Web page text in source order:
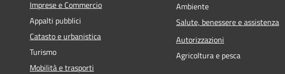
Imprese e Commercio
Appalti pubblici
Catasto e urbanistica
Turismo
Mobilità e trasporti
Ambiente
Salute, benessere e assistenza
Autorizzazioni
Agricoltura e pesca